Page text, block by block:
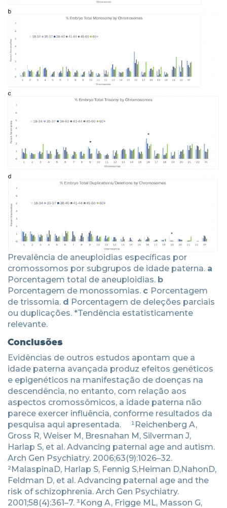
Prevalência de aneuploidias específicas por
cromossomos por subgrupos de idade paterna. a
Porcentagem total de aneuploidias. b
Porcentagem de monossomias. c Porcentagem
de trissomia. d Porcentagem de deleções parciais
ou duplicações. *Tendência estatisticamente
relevante.
Conclusões
Evidências de outros estudos apontam que a
idade paterna avançada produz efeitos genéticos
e epigenéticos na manifestação de doenças na
descendência, no entanto, com relação aos
aspectos cromossômicos, a idade paterna não
parece exercer influência, conforme resultados da
pesquisa aqui apresentada. ¹Reichenberg A,
Gross R, Weiser M, Bresnahan M, Silverman J,
Harlap S, et al. Advancing paternal age and autism.
Arch Gen Psychiatry. 2006;63(9):1026–32.
²MalaspinaD, Harlap S, Fennig S,Heiman D,NahonD,
Feldman D, et al. Advancing paternal age and the
risk of schizophrenia. Arch Gen Psychiatry.
2001;58(4):361–7. ³Kong A, Frigge ML, Masson G,